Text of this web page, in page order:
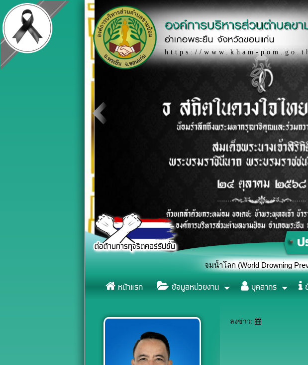
องค์การบริหารส่วนตำบลข
อำเภอพระยืน จังหวัดขอนแก่น
https://www.kham-
สัญลักษณ์หยุดยั้งการจมน้ำ เนื่องในวันป้องกันการจมน้ำโลก (World Drowning Prevention Day)
หน้าแรก ข้อมูลหน่วยงาน บุคลากร
ลงข่าว: